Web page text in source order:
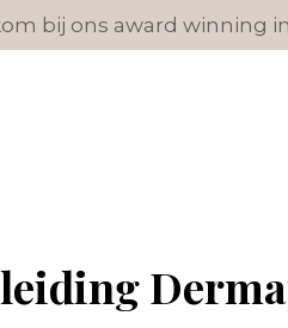
bij ons award winning